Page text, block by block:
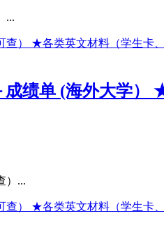
...
绩单 (海外大学）
）...